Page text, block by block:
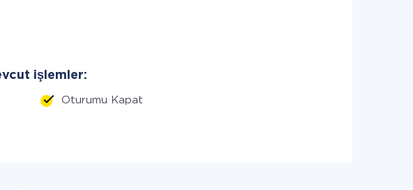
işlemler:
Oturumu Kapat